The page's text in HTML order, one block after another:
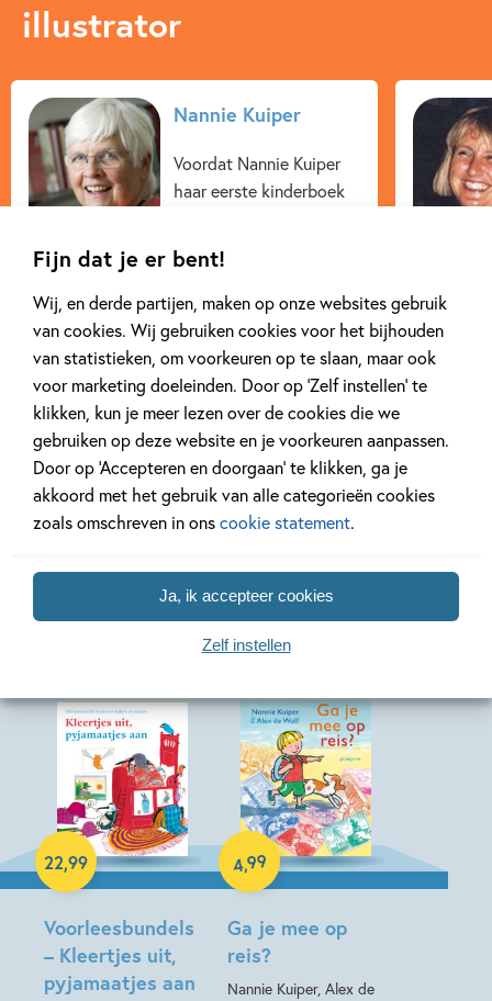
Fijn dat je er bent!
Wij, en derde partijen, maken op onze websites gebruik
van cookies. Wij gebruiken cookies voor het bijhouden
van statistieken, om voorkeuren op te slaan, maar ook
voor marketing doeleinden. Door op ‘Zelf instellen’ te
klikken, kun je meer lezen over de cookies die we
gebruiken op deze website en je voorkeuren aanpassen.
Door op ‘Accepteren en doorgaan’ te klikken, ga je
akkoord met het gebruik van alle categorieën cookies
zoals omschreven in onscookie statement.
Ja, ik accepteer cookies
Zelf instellen
illustrator
Nannie Kuiper
Voordat Nannie Kuiper
haar eerste kinderboek
lerares een aantal jaren
oudervoorlichting over
de ontwikkeling en
opvoeding van...
Lees meer
Meer van deze auteur
Voorleesbundels
– Kleertjes uit,
pyjamaatjes aan
22,99
Hardcover
Ga je mee op
reis?
Nannie Kuiper, Alex de
4,99
E-book